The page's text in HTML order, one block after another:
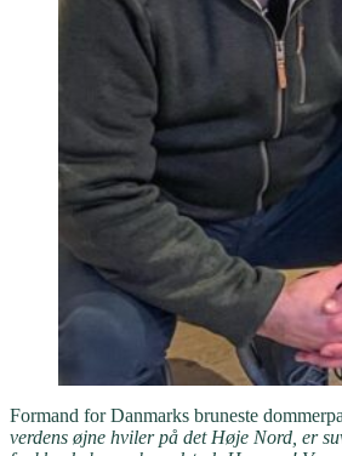
Formand for Danmarks bruneste
verdens øjne hviler på det Høje Nord, er